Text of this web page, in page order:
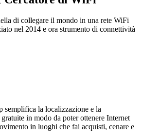
di collegare il mondo in una rete WiFi
nel 2014 e ora strumento di connettività
semplifica la localizzazione e la
in modo da poter ottenere Internet
in luoghi che fai acquisti, cenare e